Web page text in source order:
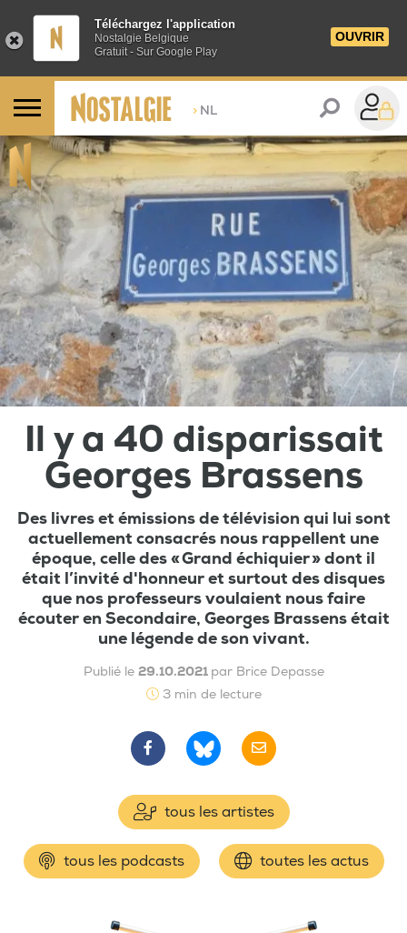
Téléchargez l'application
Nostalgie Belgique
Gratuit - Sur Google Play
OUVRIR
> NL
Il y a 40 disparissait
Georges Brassens
Des livres et émissions de télévision qui lui sont
actuellement consacrés nous rappellent une
époque, celle des « Grand échiquier » dont il
était l’invité d'honneur et surtout des disques
que nos professeurs voulaient nous faire
écouter en Secondaire, Georges Brassens était
une légende de son vivant.
Publié le 29.10.2021 par Brice Depasse
3 min de lecture
tous les artistes
tous les podcasts toutes les actus